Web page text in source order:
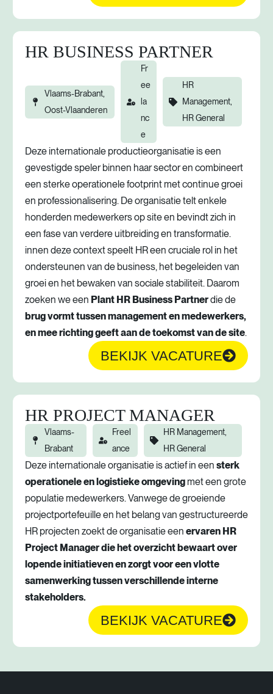
HR BUSINESS PARTNER
Vlaams-Brabant,
Oost-Vlaanderen
Fr
ee
la
nc
e
HR
Management,
HR General
Deze internationale productieorganisatie is een
gevestigde speler binnen haar sector en combineert
een sterke operationele footprint met continue groei
en professionalisering. De organisatie telt enkele
honderden medewerkers op site en bevindt zich in
een fase van verdere uitbreiding en transformatie.
innen deze context speelt HR een cruciale rol in het
ondersteunen van de business, het begeleiden van
groei en het bewaken van sociale stabiliteit. Daarom
zoeken we een Plant HR Business Partnerdie de
brug vormt tussen management en medewerkers,
en mee richting geeft aan de toekomst van de site.
BEKIJK VACATURE
HR PROJECT MANAGER
Vlaams-
Brabant
Freel
ance
HR Management,
HR General
Deze internationale organisatie is actief in een sterk
operationele en logistieke omgevingmet een grote
populatie medewerkers. Vanwege de groeiende
projectportefeuille en het belang van gestructureerde
HR projecten zoekt de organisatie een ervaren HR
Project Manager die het overzicht bewaart over
lopende initiatieven en zorgt voor een vlotte
samenwerking tussen verschillende interne
stakeholders.
BEKIJK VACATURE